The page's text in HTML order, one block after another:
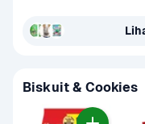
Biskuit & Cookies